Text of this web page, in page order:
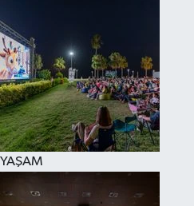
YAŞAM